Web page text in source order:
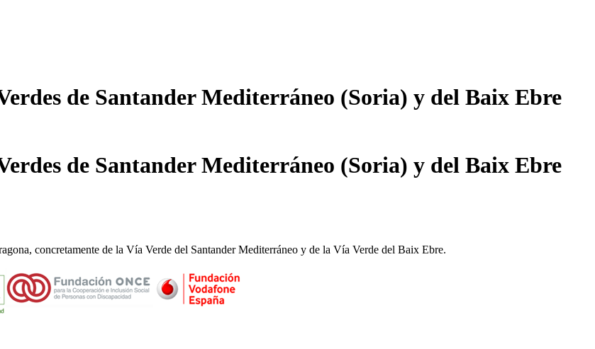
de Santander Mediterráneo (Soria) y del Baix Ebre
de Santander Mediterráneo (Soria) y del Baix Ebre
concretamente de la Vía Verde del Santander Mediterráneo y de la Vía Verde del Baix Ebre.